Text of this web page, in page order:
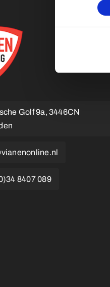
Golf 9a, 3446CN
8407 089